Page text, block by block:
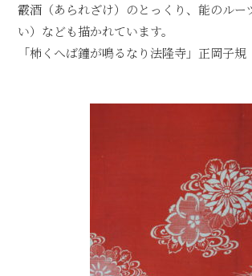
霰酒（あられざけ）のとっくり、能のルー
い）なども描かれています。
「柿くへば鐘が鳴るなり法隆寺」正岡子規